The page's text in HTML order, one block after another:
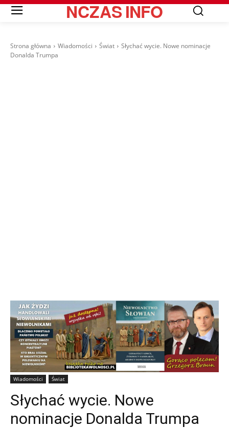
NCZASINFO
Strona główna Wiadomości Świat
Słychać wycie. Nowe nominacje
Donalda Trumpa
Wiadomości Świat
Słychać wycie. Nowe
nominacje Donalda Trumpa